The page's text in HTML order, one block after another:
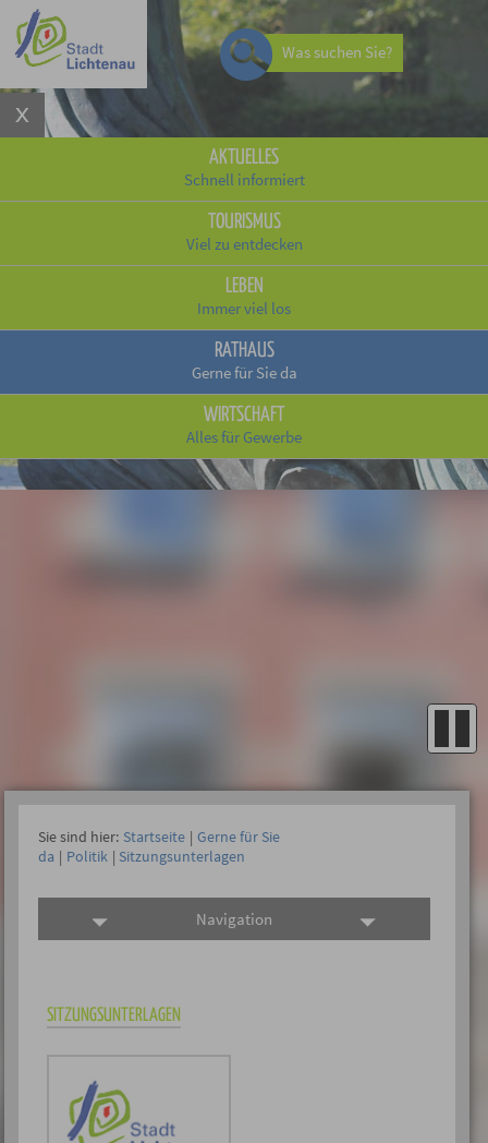
Was suchen Sie?
AKTUELLES
Schnell informiert
TOURISMUS
Viel zu entdecken
LEBEN
Immer viel los
RATHAUS
Gerne für Sie da
WIRTSCHAFT
Alles für Gewerbe
Sie sind hier: Startseite | Gerne für Sie
da | Politik | Sitzungsunterlagen
Navigation
SITZUNGSUNTERLAGEN